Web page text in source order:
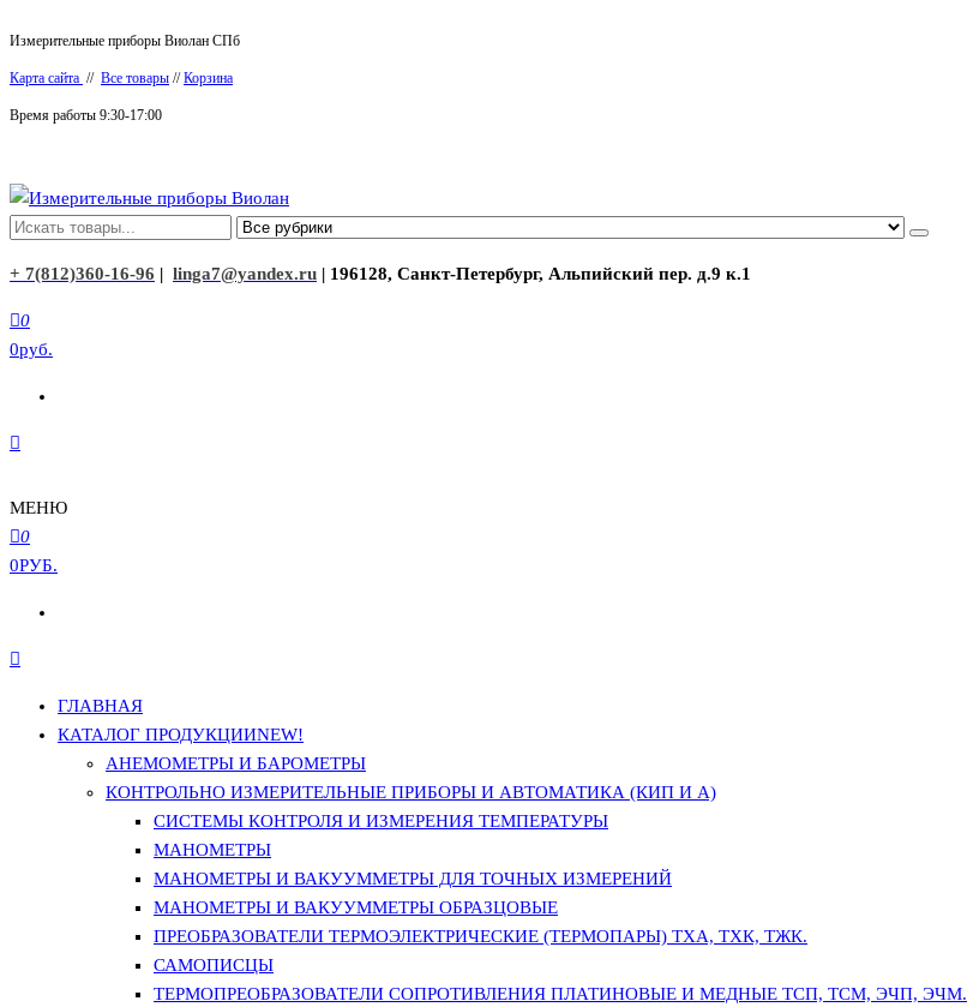
к
содержимому
Измерительные приборы Виолан СПб
Карта сайта // Все товары //Корзина
Время работы 9:30-17:00
Измерительные приборы Виолан
+ 7(812)360-16-96 | linga7@yandex.ru | 196128, Санкт-Петербург, Альпийский пер. д.9 к.1
0
0руб.
МЕНЮ
0
0РУБ.
ГЛАВНАЯ
КАТАЛОГ ПРОДУКЦИИNEW!
АНЕМОМЕТРЫ И БАРОМЕТРЫ
КОНТРОЛЬНО ИЗМЕРИТЕЛЬНЫЕ ПРИБОРЫ И АВТОМАТИКА (КИП И А)
СИСТЕМЫ КОНТРОЛЯ И ИЗМЕРЕНИЯ ТЕМПЕРАТУРЫ
МАНОМЕТРЫ
МАНОМЕТРЫ И ВАКУУММЕТРЫ ДЛЯ ТОЧНЫХ ИЗМЕРЕНИЙ
МАНОМЕТРЫ И ВАКУУММЕТРЫ ОБРАЗЦОВЫЕ
ПРЕОБРАЗОВАТЕЛИ ТЕРМОЭЛЕКТРИЧЕСКИЕ (ТЕРМОПАРЫ) ТХА, ТХК, ТЖК.
САМОПИСЦЫ
ТЕРМОПРЕОБРАЗОВАТЕЛИ СОПРОТИВЛЕНИЯ ПЛАТИНОВЫЕ И МЕДНЫЕ ТСП, ТСМ, ЭЧП, ЭЧМ.